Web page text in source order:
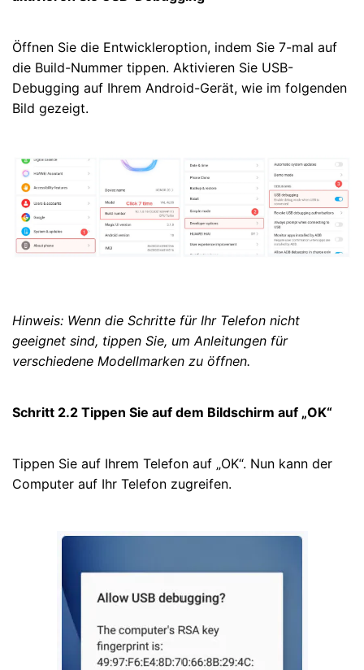
Öffnen Sie die Entwickleroption, indem Sie 7-mal auf
die Build-Nummer tippen. Aktivieren Sie USB-
Debugging auf Ihrem Android-Gerät, wie im folgenden
Bild gezeigt.
Hinweis: Wenn die Schritte für Ihr Telefon nicht
geeignet sind, tippen Sie, um Anleitungen für
verschiedene Modellmarken zu öffnen.
Schritt 2.2 Tippen Sie auf dem Bildschirm auf „OK“
Tippen Sie auf Ihrem Telefon auf „OK“. Nun kann der
Computer auf Ihr Telefon zugreifen.